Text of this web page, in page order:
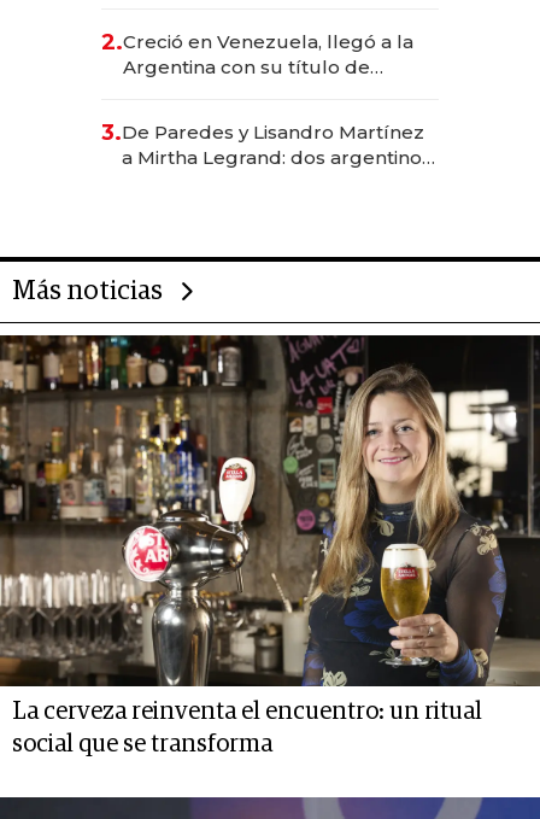
2.Creció en Venezuela, llegó a la
Argentina con su título de
las marcas "fast premium"
3.De Paredes y Lisandro Martínez
a Mirtha Legrand: dos argentinos
Más noticias
La cerveza reinventa el encuentro: un ritual
social que se transforma